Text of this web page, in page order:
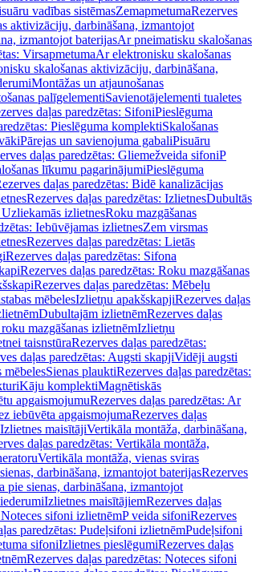
vadības sistēmasZemapmetumaRezerves
aktivizāciju, darbināšana, izmantojot
izmantojot baterijasAr pneimatisku skalošanas
VirsapmetumaAr elektronisku skalošanas
skalošanas aktivizāciju, darbināšana,
Montāžas un atjaunošanas
palīgelementiSavienotājelementi tualetes
daļas paredzētas: SifoniPieslēguma
Pieslēguma komplektiSkalošanas
Pārejas un savienojuma gabaliPisuāru
daļas paredzētas: Gliemežveida sifoniP
līkumu pagarinājumiPieslēguma
daļas paredzētas: Bidē kanalizācijas
Rezerves daļas paredzētas: IzlietnesDubultās
Uzliekamās izlietnesRoku mazgāšanas
Iebūvējamas izlietnesZem virsmas
Rezerves daļas paredzētas: Lietās
Rezerves daļas paredzētas: Sifona
Rezerves daļas paredzētas: Roku mazgāšanas
Rezerves daļas paredzētas: Mēbeļu
mēbelesIzlietņu apakšskapjiRezerves daļas
Dubultajām izlietnēmRezerves daļas
mazgāšanas izlietnēmIzlietņu
taisnstūraRezerves daļas paredzētas:
daļas paredzētas: Augsti skapjiVidēji augsti
mēbelesSienas plauktiRezerves daļas paredzētas:
Kāju komplektiMagnētiskās
apgaismojumuRezerves daļas paredzētas: Ar
iebūvēta apgaismojumaRezerves daļas
maisītājiVertikāla montāža, darbināšana,
daļas paredzētas: Vertikāla montāža,
Vertikāla montāža, vienas sviras
darbināšana, izmantojot baterijasRezerves
pie sienas, darbināšana, izmantojot
Izlietnes maisītājiemRezerves daļas
sifoni izlietnēmP veida sifoniRezerves
paredzētas: Pudeļsifoni izlietnēmPudeļsifoni
sifoniIzlietnes pieslēgumiRezerves daļas
Rezerves daļas paredzētas: Noteces sifoni